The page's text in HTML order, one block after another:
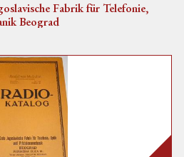
Fabrik für Telefonie,
Beograd